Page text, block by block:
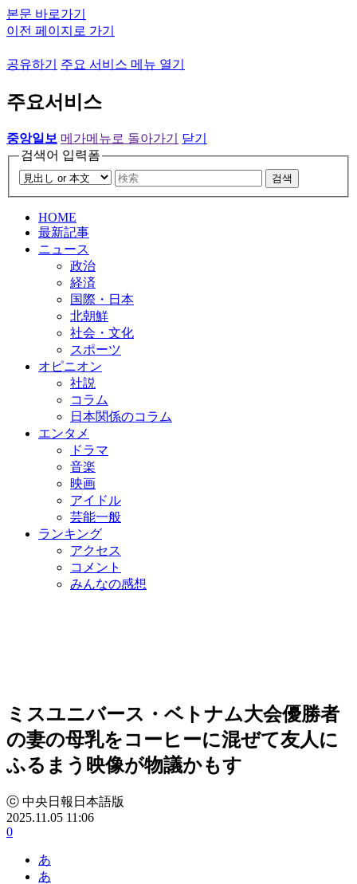
본문 바로가기
이전 페이지로 가기
공유하기 주요 서비스 메뉴 열기
주요서비스
중앙일보 메가메뉴로 돌아가기
닫기
검색어 입력폼
검색
HOME
最新記事
ニュース
政治
経済
国際・日本
北朝鮮
社会・文化
スポーツ
オピニオン
社説
コラム
日本関係のコラム
エンタメ
ドラマ
音楽
映画
アイドル
芸能一般
ランキング
アクセス
コメント
みんなの感想
ミスユニバース・ベトナム大会優勝者
の妻の母乳をコーヒーに混ぜて友人に
ふるまう映像が物議かもす
ⓒ 中央日報日本語版
2025.11.05 11:06
0
あ
あ